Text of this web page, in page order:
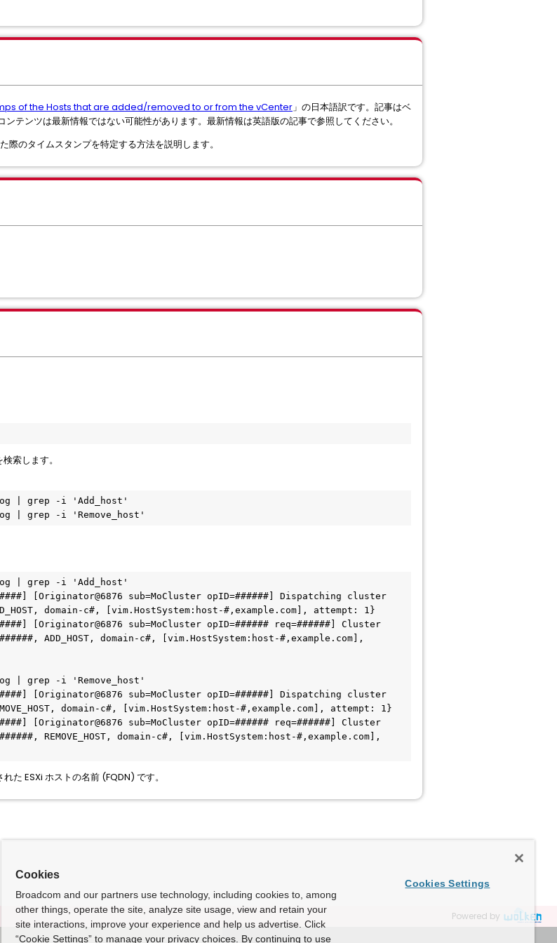
of the Hosts that are added/removed to or from the vCenter」の日本語訳です。記事はベ
テンツは最新情報ではない可能性があります。最新情報は英語版の記事で参照してください。
のタイムスタンプを特定する方法を説明します。
索します。
| grep -i 'Add_host'
| grep -i 'Remove_host'
| grep -i 'Add_host'
[Originator@6876 sub=MoCluster opID=######] Dispatching cluster
domain-c#, [vim.HostSystem:host-#,example.com], attempt: 1}
[Originator@6876 sub=MoCluster opID=###### req=######] Cluster
ADD_HOST, domain-c#, [vim.HostSystem:host-#,example.com],
| grep -i 'Remove_host'
[Originator@6876 sub=MoCluster opID=######] Dispatching cluster
domain-c#, [vim.HostSystem:host-#,example.com], attempt: 1}
[Originator@6876 sub=MoCluster opID=###### req=######] Cluster
REMOVE_HOST, domain-c#, [vim.HostSystem:host-#,example.com],
ESXi ホストの名前 (FQDN) です。
Powered by
Cookies
Broadcom and our partners use technology, including cookies to, among
other things, operate the site, analyze site usage, view and retain your
site interactions, improve your experience and help us advertise. Click
“Cookie Settings” to manage your privacy choices. By continuing to use
Cookies Settings